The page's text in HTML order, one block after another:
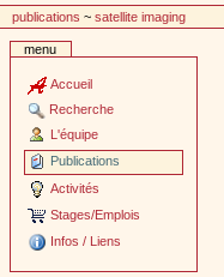
publications ~satellite imaging
menu
Accueil
Recherche
L'équipe
Publications
Activités
Stages/Emplois
Infos / Liens